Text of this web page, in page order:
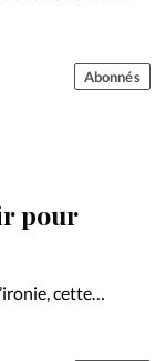
Abonnés
pour
cette
ci, nous